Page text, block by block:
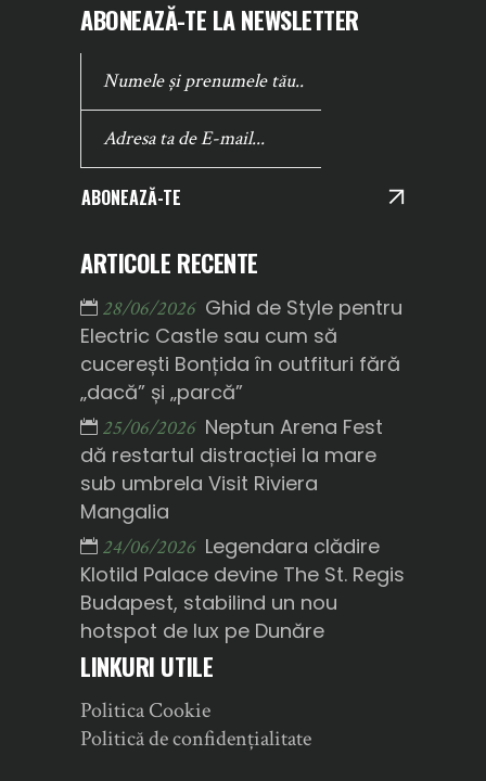
ABONEAZĂ-TE LA NEWSLETTER
ABONEAZĂ-TE
ARTICOLE RECENTE
28/06/2026 Ghid de Style pentru
Electric Castle sau cum să
cucerești Bonțida în outfituri fără
„dacă” și „parcă”
25/06/2026 Neptun Arena Fest
dă restartul distracției la mare
sub umbrela Visit Riviera
Mangalia
24/06/2026 Legendara clădire
Klotild Palace devine The St. Regis
Budapest, stabilind un nou
hotspot de lux pe Dunăre
LINKURI UTILE
Politica Cookie
Politică de confidențialitate